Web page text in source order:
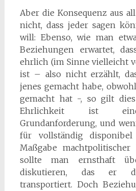
Aber die Konsequenz aus
nicht, dass jeder sagen
will: Ebenso, wie man
Beziehungen erwartet,
ehrlich (im Sinne vielleicht
ist – also nicht erzählt,
jenes gemacht habe,
gemacht hat -, so gilt
Ehrlichkeit ist
Grundanforderung, und
für vollständig
Maßgabe machtpolitischer
sollte man ernsthaft
diskutieren, das er
transportiert. Doch